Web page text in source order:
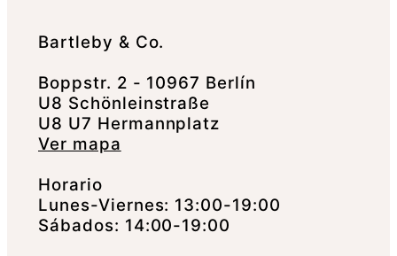
Bartleby & Co.
Boppstr. 2 - 10967 Berlín
U8 Schönleinstraße
U8 U7 Hermannplatz
Ver mapa
Horario
Lunes-Viernes: 13:00-19:00
Sábados: 14:00-19:00